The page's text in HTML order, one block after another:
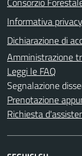
Informativa privacy
Dichiarazione di
Amministrazione
Leggi le FAQ
Segnalazione
Prenotazione
Richiesta